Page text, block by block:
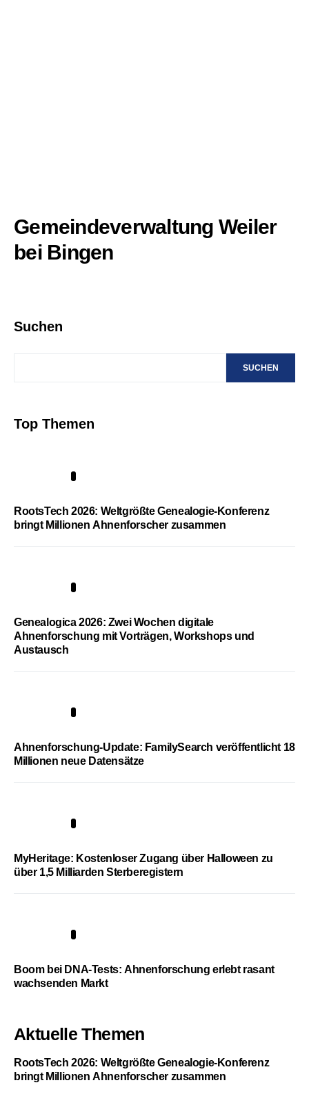
Gemeindeverwaltung Weiler
bei Bingen
Suchen
SUCHEN
Top Themen
RootsTech 2026: Weltgrößte Genealogie-Konferenz
bringt Millionen Ahnenforscher zusammen
Genealogica 2026: Zwei Wochen digitale
Ahnenforschung mit Vorträgen, Workshops und
Austausch
Ahnenforschung-Update: FamilySearch veröffentlicht 18
Millionen neue Datensätze
MyHeritage: Kostenloser Zugang über Halloween zu
über 1,5 Milliarden Sterberegistern
Boom bei DNA-Tests: Ahnenforschung erlebt rasant
wachsenden Markt
Aktuelle Themen
RootsTech 2026: Weltgrößte Genealogie-Konferenz
bringt Millionen Ahnenforscher zusammen